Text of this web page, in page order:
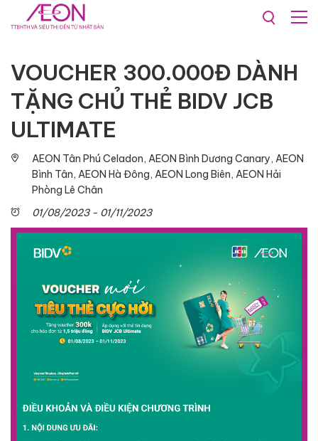
Khuyến mãi & Sự kiện
VOUCHER 300.000Đ DÀNH
TẶNG CHỦ THẺ BIDV JCB
ULTIMATE
AEON Tân Phú Celadon, AEON Bình Dương Canary, AEON
Bình Tân, AEON Hà Đông, AEON Long Biên, AEON Hải
Phòng Lê Chân
01/08/2023 - 01/11/2023